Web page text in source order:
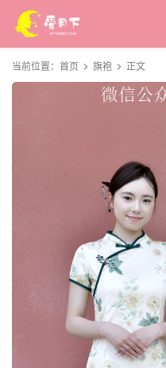
当前位置： 首页 旗袍 正文